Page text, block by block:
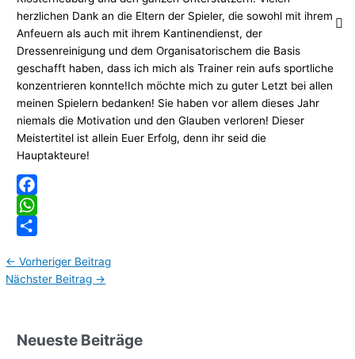
herzlichen Dank an die Eltern der Spieler, die sowohl mit ihrem
Anfeuern als auch mit ihrem Kantinendienst, der
Dressenreinigung und dem Organisatorischem die Basis
geschafft haben, dass ich mich als Trainer rein aufs sportliche
konzentrieren konnte!Ich möchte mich zu guter Letzt bei allen
meinen Spielern bedanken! Sie haben vor allem dieses Jahr
niemals die Motivation und den Glauben verloren! Dieser
Meistertitel ist allein Euer Erfolg, denn ihr seid die
Hauptakteure!
Facebook
WhatsApp
← Vorheriger Beitrag
Nächster Beitrag →
Neueste Beiträge